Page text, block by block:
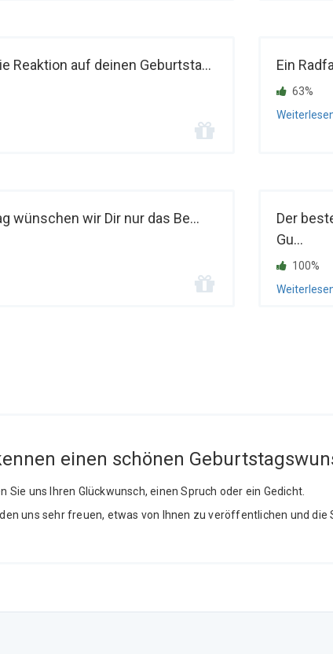
Reaktion auf deinen Geburtsta... Ein
63%
wünschen wir Dir nur das Be...
Der
Gu...
100%
einen schönen
Sie uns Ihren Glückwunsch, einen Spruch oder ein Gedicht.
uns sehr freuen, etwas von Ihnen zu veröffentlichen und die